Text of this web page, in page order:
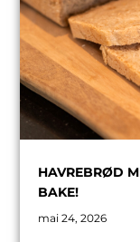
HAVREBRØD
BAKE!
mai 24, 2026